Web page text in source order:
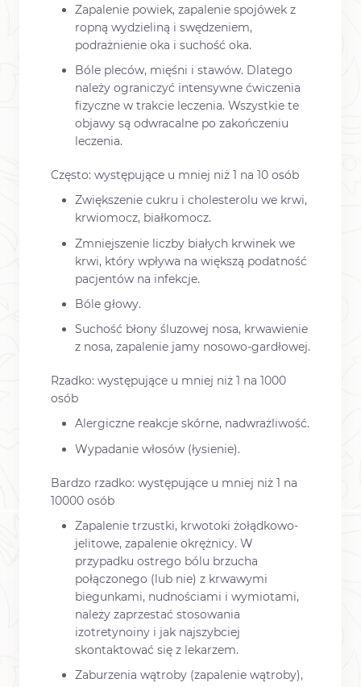
Zapalenie powiek, zapalenie spojówek z
ropną wydzieliną i swędzeniem,
podrażnienie oka i suchość oka.
Bóle pleców, mięśni i stawów. Dlatego
należy ograniczyć intensywne ćwiczenia
fizyczne w trakcie leczenia. Wszystkie te
objawy są odwracalne po zakończeniu
leczenia.
Często: występujące u mniej niż 1 na 10 osób
Zwiększenie cukru i cholesterolu we krwi,
krwiomocz, białkomocz.
Zmniejszenie liczby białych krwinek we
krwi, który wpływa na większą podatność
pacjentów na infekcje.
Bóle głowy.
Suchość błony śluzowej nosa, krwawienie
z nosa, zapalenie jamy nosowo-gardłowej.
Rzadko: występujące u mniej niż 1 na 1000
osób
Alergiczne reakcje skórne, nadwrażliwość.
Wypadanie włosów (łysienie).
Bardzo rzadko: występujące u mniej niż 1 na
10000 osób
Zapalenie trzustki, krwotoki żołądkowo-
jelitowe, zapalenie okrężnicy. W
przypadku ostrego bólu brzucha
połączonego (lub nie) z krwawymi
biegunkami, nudnościami i wymiotami,
należy zaprzestać stosowania
izotretynoiny i jak najszybciej
skontaktować się z lekarzem.
Zaburzenia wątroby (zapalenie wątroby),